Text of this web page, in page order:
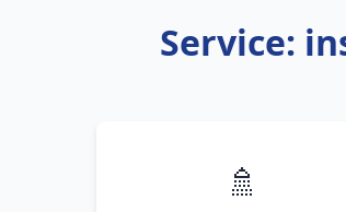
Service:
🚿